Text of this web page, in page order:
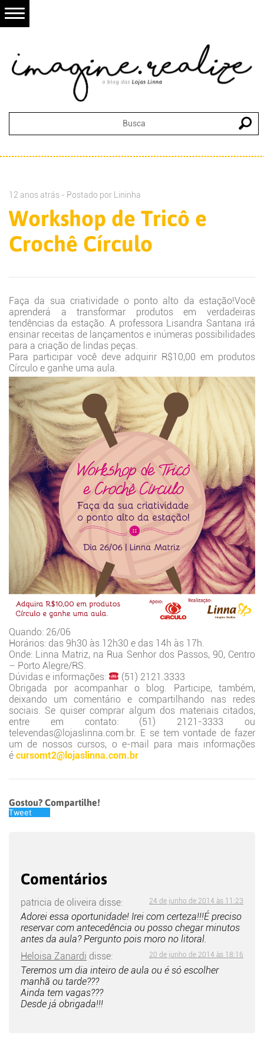
12 anos atrás - Postado por Lininha
Workshop de Tricô e
Crochê Círculo
Faça da sua criatividade o ponto alto da estação!Você
aprenderá a transformar produtos em verdadeiras
tendências da estação. A professora Lisandra Santana irá
ensinar receitas de lançamentos e inúmeras possibilidades
para a criação de lindas peças.
Para participar você deve adquirir R$10,00 em produtos
Círculo e ganhe uma aula.
Quando: 26/06
Horários: das 9h30 às 12h30 e das 14h às 17h.
Onde: Linna Matriz, na Rua Senhor dos Passos, 90, Centro
– Porto Alegre/RS.
Dúvidas e informações:
(51) 2121.3333
Obrigada por acompanhar o blog. Participe, também,
deixando um comentário e compartilhando nas redes
sociais. Se quiser comprar algum dos materiais citados,
entre em contato: (51) 2121-3333 ou
televendas@lojaslinna.com.br. E se tem vontade de fazer
um de nossos cursos, o e-mail para mais informações
é cursomt2@lojaslinna.com.br
Gostou? Compartilhe!
Tweet
Comentários
patricia de oliveira disse: 24 de junho de 2014 às 11:23
Adorei essa oportunidade! Irei com certeza!!!É preciso
reservar com antecedência ou posso chegar minutos
antes da aula? Pergunto pois moro no litoral.
Heloisa Zanardi disse: 20 de junho de 2014 às 18:16
Teremos um dia inteiro de aula ou é só escolher
manhã ou tarde???
Ainda tem vagas???
Desde já obrigada!!!